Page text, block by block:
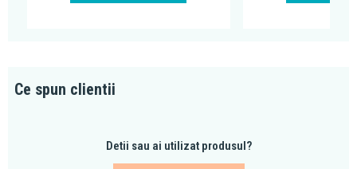
Ce spun clientii
Detii sau ai utilizat produsul?